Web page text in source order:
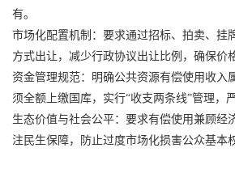
有。
市场化配置机制：要求通过招标、拍卖、挂
方式出让，减少行政协议出让比例，确保价
资金管理规范：明确公共资源有偿使用收入
须全额上缴国库，实行“收支两条线”管理，
生态价值与社会公平：要求有偿使用兼顾经
注民生保障，防止过度市场化损害公众基本